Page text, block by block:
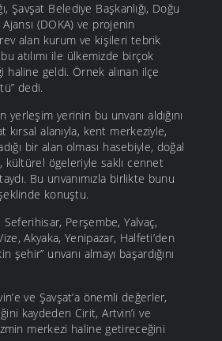
Şavşat Belediye Başkanlığı, Doğu
(DOKA) ve projenin
alan kurum ve kişileri tebrik
atılımı ile ülkemizde birçok
haline geldi. Örnek alınan ilçe
dedi.
yerleşim yerinin bu unvanı aldığını
kırsal alanıyla, kent merkeziyle,
bir alan olması hasebiyle, doğal
kültürel ögeleriyle saklı cennet
Bu unvanımızla birlikte bunu
konuştu.
Seferihisar, Perşembe, Yalvaç,
Akyaka, Yenipazar, Halfeti’den
şehir” unvanı almayı başardığını
ve Şavşat’a önemli değerler,
kaydeden Cirit, Artvin’i ve
merkezi haline getireceğini